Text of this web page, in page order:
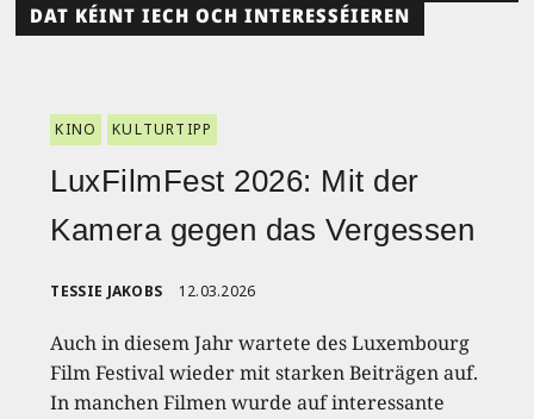
DAT KÉINT IECH OCH INTERESSÉIEREN
KINO KULTURTIPP
LuxFilmFest 2026: Mit der
Kamera gegen das Vergessen
TESSIE JAKOBS 12.03.2026
Auch in diesem Jahr wartete des Luxembourg
Film Festival wieder mit starken Beiträgen auf.
In manchen Filmen wurde auf interessante